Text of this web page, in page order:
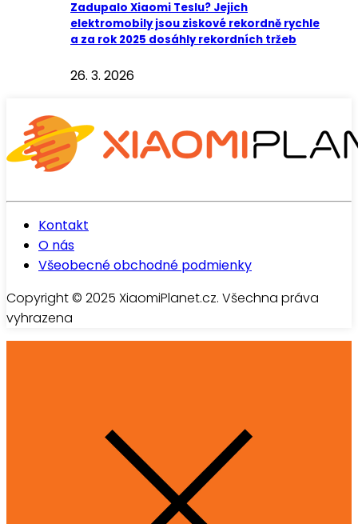
Zadupalo Xiaomi Teslu? Jejich
elektromobily jsou ziskové rekordně rychle
a za rok 2025 dosáhly rekordních tržeb
26. 3. 2026
Kontakt
O nás
Všeobecné obchodné podmienky
Copyright © 2025 XiaomiPlanet.cz. Všechna práva
vyhrazena